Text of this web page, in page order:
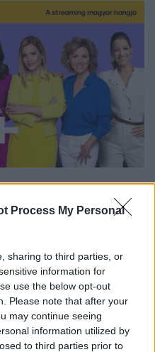
Process My Personal
sharing to third parties, or
information for
use the below opt-out
Please note that after your
may continue seeing
information utilized by
to third parties prior to
on!
az elsők között